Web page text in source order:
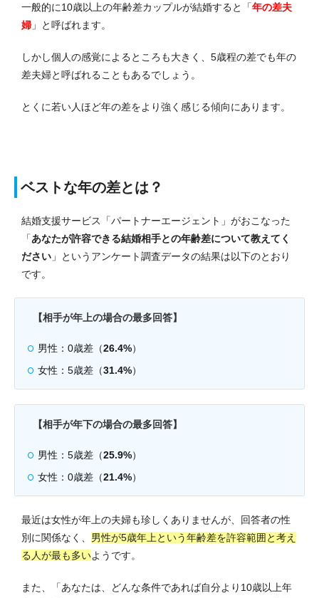
一般的に10歳以上の年齢差カップルが結婚すると「年の差夫
婦 」と呼ばれます。
しかし個人の感覚によるところも大きく、5歳程の差でも年の
差夫婦と呼ばれることもあるでしょう。
とくに若い人ほど年の差をより強く感じる傾向にあります。
ベストな年の差とは？
結婚支援サービス「パートナーエージェント」がおこなった
「あなたが許容できる結婚相手との年齢差について教えてく
ださい 」というアンケート調査データの結果は以下のとおり
です。
【相手が年上の場合の最多回答】
男性：0歳差（26.4%）
女性：5歳差（31.4%）
【相手が年下の場合の最多回答】
男性：5歳差（25.9%）
女性：0歳差（21.4%）
最近は女性が年上の夫婦も珍しくありませんが、回答者の性
別に関係なく、 男性が5歳年上という年齢差を許容範囲と考え
る人が最も多いようです。
また、「あなたは、どんな条件であれば自分より10歳以上年